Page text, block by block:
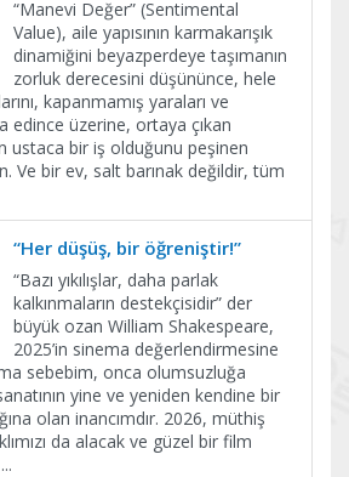
“Manevi Değer” (Sentimental
Value), aile yapısının karmakarışık
dinamiğini beyazperdeye taşımanın
zorluk derecesini düşününce, hele
kapanmamış yaraları ve
edince üzerine, ortaya çıkan
ustaca bir iş olduğunu peşinen
Ve bir ev, salt barınak değildir, tüm
“Her düşüş, bir öğreniştir!”
“Bazı yıkılışlar, daha parlak
kalkınmaların destekçisidir” der
büyük ozan William Shakespeare,
2025’in sinema değerlendirmesine
sebebim, onca olumsuzluğa
yine ve yeniden kendine bir
olan inancımdır. 2026, müthiş
da alacak ve güzel bir film
...